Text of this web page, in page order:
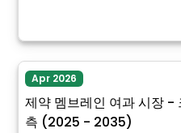
Apr 2026
제약 멤브레인 여과 시장 -
측 (2025 - 2035)